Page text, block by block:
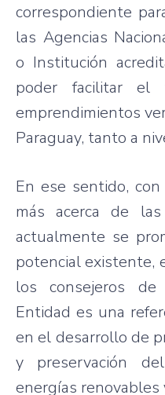
correspondiente
las Agencias
o Institución
poder facilitar el
emprendimientos
Paraguay, tanto a
En ese sentido,
más acerca de
actualmente se
potencial existente,
los consejeros
Entidad es una
en el desarrollo de
y preservación
energías renovables